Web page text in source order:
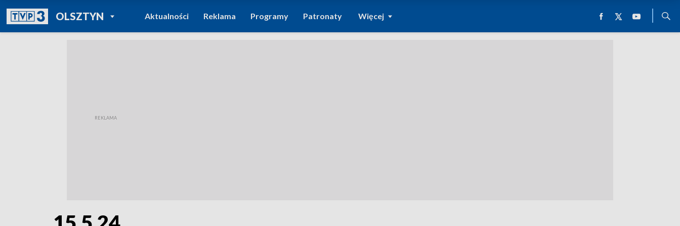
OLSZTYNPOWRÓT DO
TVP REGIONY
Aktualności Reklama Programy Patronaty Więcej